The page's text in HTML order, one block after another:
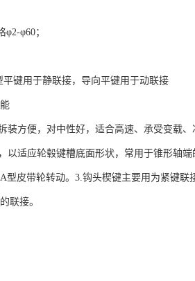
φ60；
键用于静联接，导向平键用于动联接
装方便，对中性好，适合高速、承受变载、
以适应轮毂键槽底面形状，常用于锥形轴
型皮带轮转动。3.钩头楔键主要用为紧键
联接。